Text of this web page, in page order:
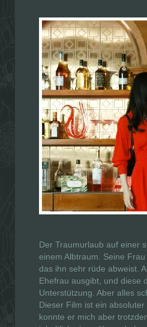
Der Traumurlaub auf einer
einem Albtraum. Seine
das ihn sehr rüde abweist.
Ehefrau ausgibt, und diese
Unterstützung. Aber alles
Dieser Film ist ein
konnte er mich aber